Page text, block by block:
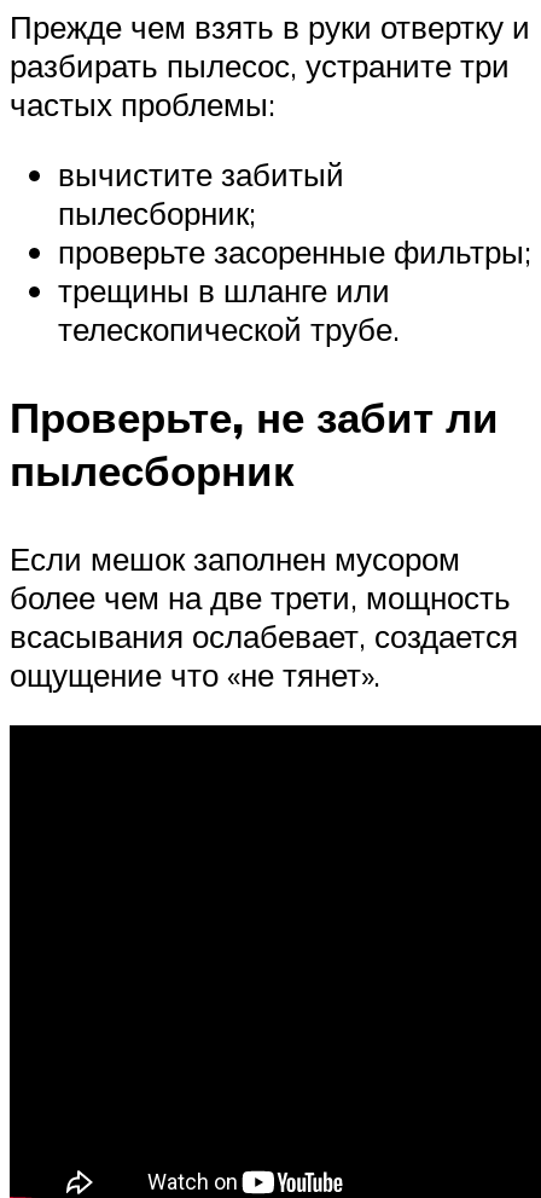
Прежде чем взять в руки отвертку и
разбирать пылесос, устраните три
частых проблемы:
вычистите забитый
пылесборник;
проверьте засоренные фильтры;
трещины в шланге или
телескопической трубе.
Проверьте, не забит ли
пылесборник
Если мешок заполнен мусором
более чем на две трети, мощность
всасывания ослабевает, создается
ощущение что «не тянет».